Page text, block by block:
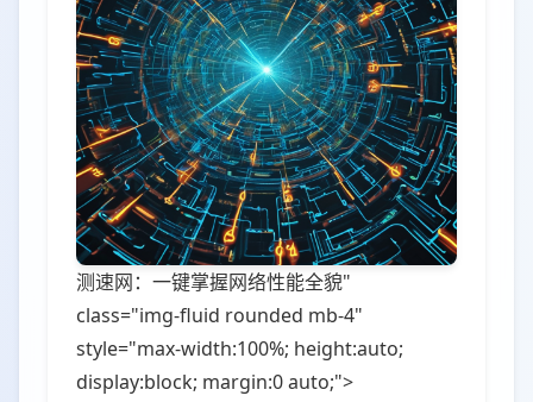
测速网：一键掌握网络性能全貌"
class="img-fluid rounded mb-4"
style="max-width:100%; height:auto;
display:block; margin:0 auto;">